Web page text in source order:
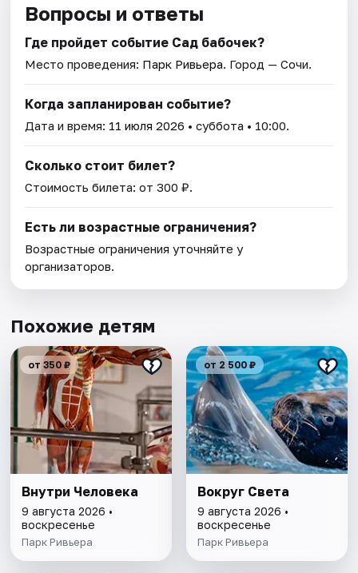
Вопросы и ответы
Где пройдет событие Сад бабочек?
Место проведения: Парк Ривьера. Город — Сочи.
Когда запланирован событие?
Дата и время: 11 июля 2026 • суббота • 10:00.
Сколько стоит билет?
Стоимость билета: от 300 ₽.
Есть ли возрастные ограничения?
Возрастные ограничения уточняйте у
организаторов.
Похожие детям
от 350 ₽
Внутри Человека
9 августа 2026 •
воскресенье
Парк Ривьера
от 2 500 ₽
Вокруг Света
9 августа 2026 •
воскресенье
Парк Ривьера